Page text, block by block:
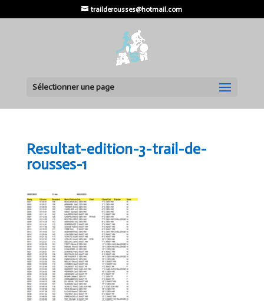
trailderousses@hotmail.com
Sélectionner une page
Resultat-edition-3-trail-de-
rousses-1